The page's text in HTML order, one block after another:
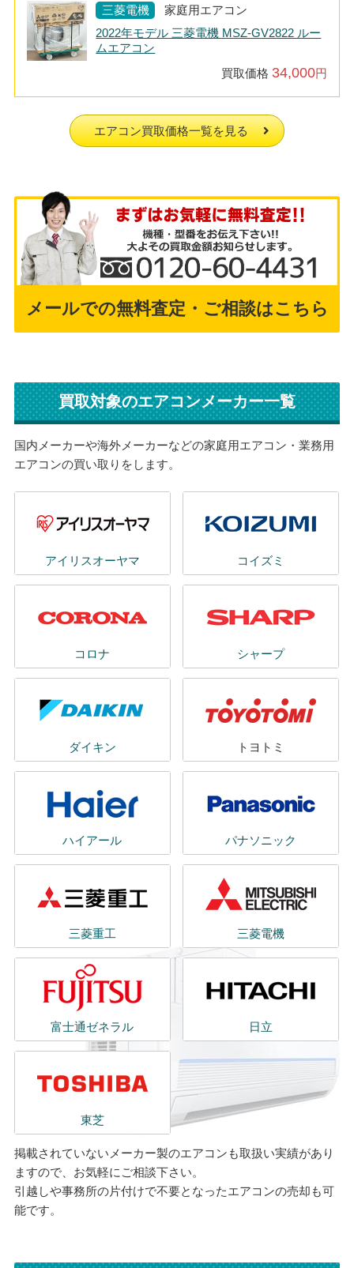
三菱電機
家庭用エアコン
2022年モデル 三菱電機 MSZ-GV2822 ルー
ムエアコン
買取価格 34,000円
エアコン買取価格一覧を見る
メールでの無料査定・ご相談はこちら
買取対象のエアコンメーカー一覧
国内メーカーや海外メーカーなどの家庭用エアコン・業務用
エアコンの買い取りをします。
アイリスオーヤマ コイズミ
コロナ シャープ
ダイキン トヨトミ
ハイアール パナソニック
三菱重工 三菱電機
富士通ゼネラル 日立
東芝
掲載されていないメーカー製のエアコンも取扱い実績があり
ますので、お気軽にご相談下さい。
引越しや事務所の片付けで不要となったエアコンの売却も可
能です。